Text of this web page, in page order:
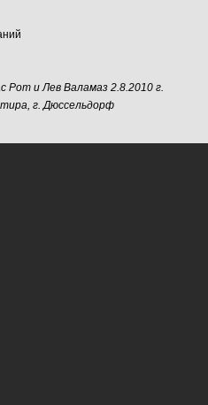
Рот и Лев Валамаз 2.8.2010 г.
г. Дюссельдорф